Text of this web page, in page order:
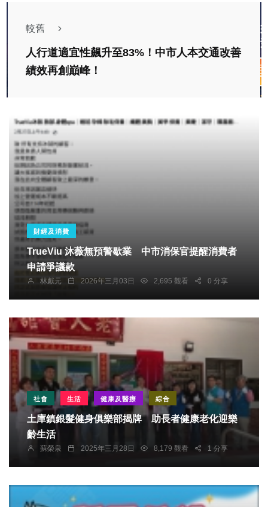
較舊
人行道適宜性飆升至83%！中市人本交通改善
績效再創巔峰！
財經及消費
TrueViu 沐薇無預警歇業 中市消保官提醒消費者
申請爭議款
林獻元 2026年三月03日 2,695 觀看 0 分享
社會 生活 健康及醫療 綜合
土庫鎮銀髮健身俱樂部揭牌 助長者健康老化迎樂
齡生活
蘇榮泉 2025年三月28日 8,179 觀看 1 分享